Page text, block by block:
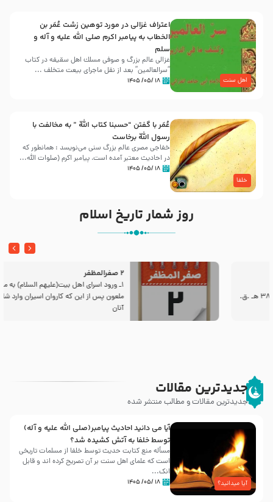
اهل سنت
اعتراف غزالی در مورد توهین زشت عُمَر بن
الخطاب به پیامبر اکرم صلی الله علیه و آله و
سلم
غزالی عالم بزرگ و صوفی مسلك اهل سقيفه در کتاب
“سرالعالمین” بعد از نقل ماجرای بیعت متخلف ...
۱۸ /۰۵/ ۱۴۰۵
خلفا
عُمَر با گفتن “حسبنا كتاب اللّه ” به مخالفت با
رسول اللّه برخاست
خفاجی مصری عالم بزرگ سنی می‌نویسد : همانطور که
در احادیث معتبر آمده است، پیامبر اکرم (صلوات اللّه...
۱۸ /۰۵/ ۱۴۰۵
روز شمار تاریخ اسلام
2 صفرالمظفر
1ـ ورود اسراى اهل بیت‌(علیهم السلام) به مجلس یزید
ملعون پس از این كه كاروان اسیران وارد شام شدند،
جدیدترین مقالات
جدیدترین مقالات و مطالب منتشر شده
آیا میدانید؟
آیا می دانید احادیث پیامبر(صلی الله علیه و آله)
توسط خلفا به آتش کشیده شد؟
مسأله منع کتابت حدیث توسط خلفا از مسلمات تاریخی
است که علمای اهل سنت بر آن تصریح کرده اند و قابل
انک...
۱۸ /۰۵/ ۱۴۰۵